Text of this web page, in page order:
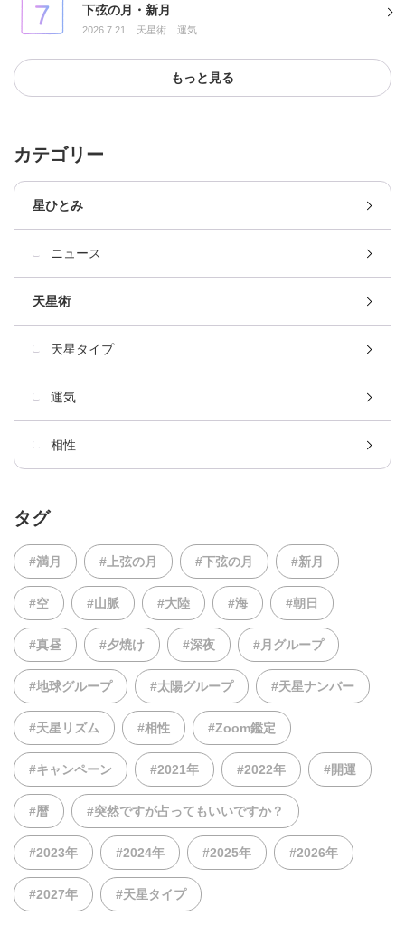
下弦の月・新月
2026.7.21 天星術 運気
もっと見る
カテゴリー
星ひとみ
ニュース
天星術
天星タイプ
運気
相性
タグ
#満月 #上弦の月 #下弦の月 #新月
#空 #山脈 #大陸 #海 #朝日
#真昼 #夕焼け #深夜 #月グループ
#地球グループ #太陽グループ #天星ナンバー
#天星リズム #相性 #Zoom鑑定
#キャンペーン #2021年 #2022年 #開運
#暦 #突然ですが占ってもいいですか？
#2023年 #2024年 #2025年 #2026年
#2027年 #天星タイプ